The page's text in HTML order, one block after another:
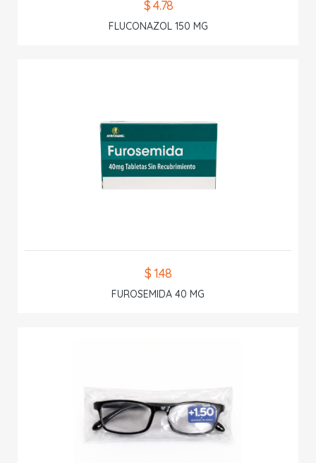
$ 4.78
FLUCONAZOL 150 MG
$ 1.48
FUROSEMIDA 40 MG